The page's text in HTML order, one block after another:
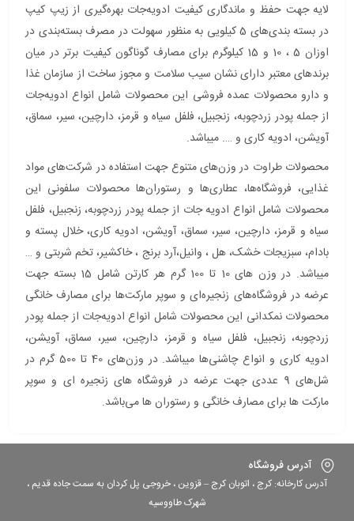
لایه جهت حفظ و ماندگاری کیفیت ادویه‌جات بهره‌گیری از زیپ کیپ
در بسته بندی‌ها‌ی 5 کیلویی به منظور سهولت در مصرف بسته‌بندی در
اوزان 5 ، 10 و 15 کیلوگرم برای مصارف گوناگون کیفیت برتر در میان
برندهای معتبر دارای نشان سیب سلامت و مجوز ساخت از سازمان غذا
و دارو محصولات عمده فروشی این محصولات شامل انواع ادویه‌جات
از جمله پودر زردچوبه، زنجبیل، فلفل سیاه و قرمز، دارچین، سیر، سماق،
آویشن، ادویه کاری و …. میباشد.
محصولات طراوت در وزن‌های متنوع جهت استفاده در شرکت‌های مواد
غذایی، فروشگاه‌ها، عطاری‌ها و رستوران‌ها محصولات سلفونی این
محصولات شامل انواع ادویه جات از جمله پودر زردچوبه، زنجبیل، فلفل
سیاه و قرمز، دارچین، سیر، سماق، آویشن، ادویه کاری، خلال پسته و
بادام، سبزیجات خشک، هل ، وانیل،آرد برنج ، خاکشیر، تخم شربتی و …
میباشد. در وزن های 10 تا 100 گرم هر کارتن شامل 15 بسته جهت
عرضه در فروشگاه‌های زنجیره‌ای و سوپر مارکت‌ها برای مصارف خانگی
محصولات نمکدانی این محصولات شامل انواع ادویه‌جات از جمله پودر
زردچوبه، زنجبیل، فلفل سیاه و قرمز، دارچین، سیر، سماق، آویشن،
ادویه کاری و انواع چاشنی‌ها میباشد. در وزن‌های 40 تا 500 گرم در
شل‌ها‌ی 9 عددی جهت عرضه در فروشگاه های زنجیره ای و سوپر
مارکت ها برای مصارف خانگی و رستوران ها می‌باشد.
آدرس فروشگاه
آدرس کارخانه: کرج ، اتوبان کرج – قزوین ، خروجی پل کردان به سمت جاده قدیم ،
شهرک طاووسیه